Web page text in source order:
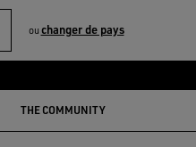
ou changer de pays
THE COMMUNITY